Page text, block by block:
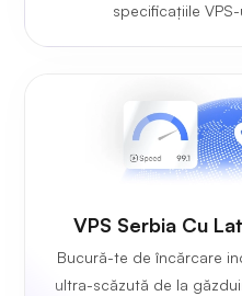
specificațiile
VPS Serbia Cu
Bucură-te de încărcare
ultra-scăzută de la